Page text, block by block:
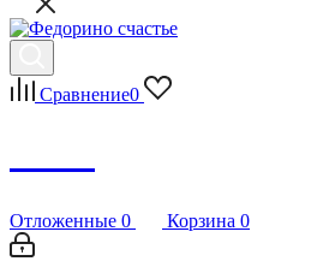
Сравнение0
Отложенные 0 Корзина 0